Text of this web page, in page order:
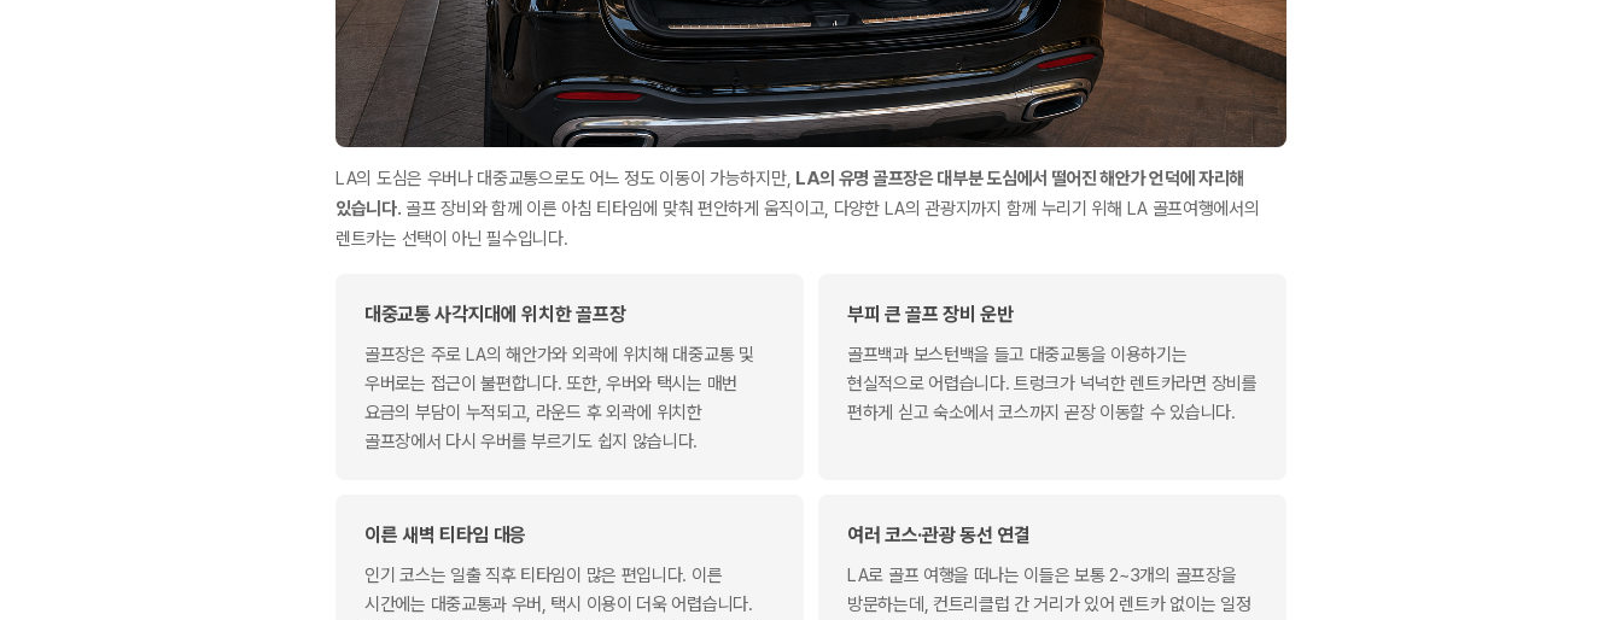
LA의 도심은 우버나 대중교통으로도 어느 정도 이동이 가능하지만, LA의 유명 골프장은 대부분 도심에서 떨어진 해안가 언덕에 자리해
있습니다. 골프 장비와 함께 이른 아침 티타임에 맞춰 편안하게 움직이고, 다양한 LA의 관광지까지 함께 누리기 위해 LA 골프여행에서의
렌트카는 선택이 아닌 필수입니다.
대중교통 사각지대에 위치한 골프장
골프장은 주로 LA의 해안가와 외곽에 위치해 대중교통 및
우버로는 접근이 불편합니다. 또한, 우버와 택시는 매번
요금의 부담이 누적되고, 라운드 후 외곽에 위치한
골프장에서 다시 우버를 부르기도 쉽지 않습니다.
부피 큰 골프 장비 운반
골프백과 보스턴백을 들고 대중교통을 이용하기는
현실적으로 어렵습니다. 트렁크가 넉넉한 렌트카라면 장비를
편하게 싣고 숙소에서 코스까지 곧장 이동할 수 있습니다.
이른 새벽 티타임 대응
인기 코스는 일출 직후 티타임이 많은 편입니다. 이른
시간에는 대중교통과 우버, 택시 이용이 더욱 어렵습니다.
여러 코스·관광 동선 연결
LA로 골프 여행을 떠나는 이들은 보통 2~3개의 골프장을
방문하는데, 컨트리클럽 간 거리가 있어 렌트카 없이는 일정